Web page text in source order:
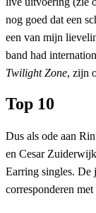
nog goed dat een
een van mijn
band had
Twilight Zone, zijn
Top 10
Dus als ode aan
en Cesar
Earring singles. De
corresponderen